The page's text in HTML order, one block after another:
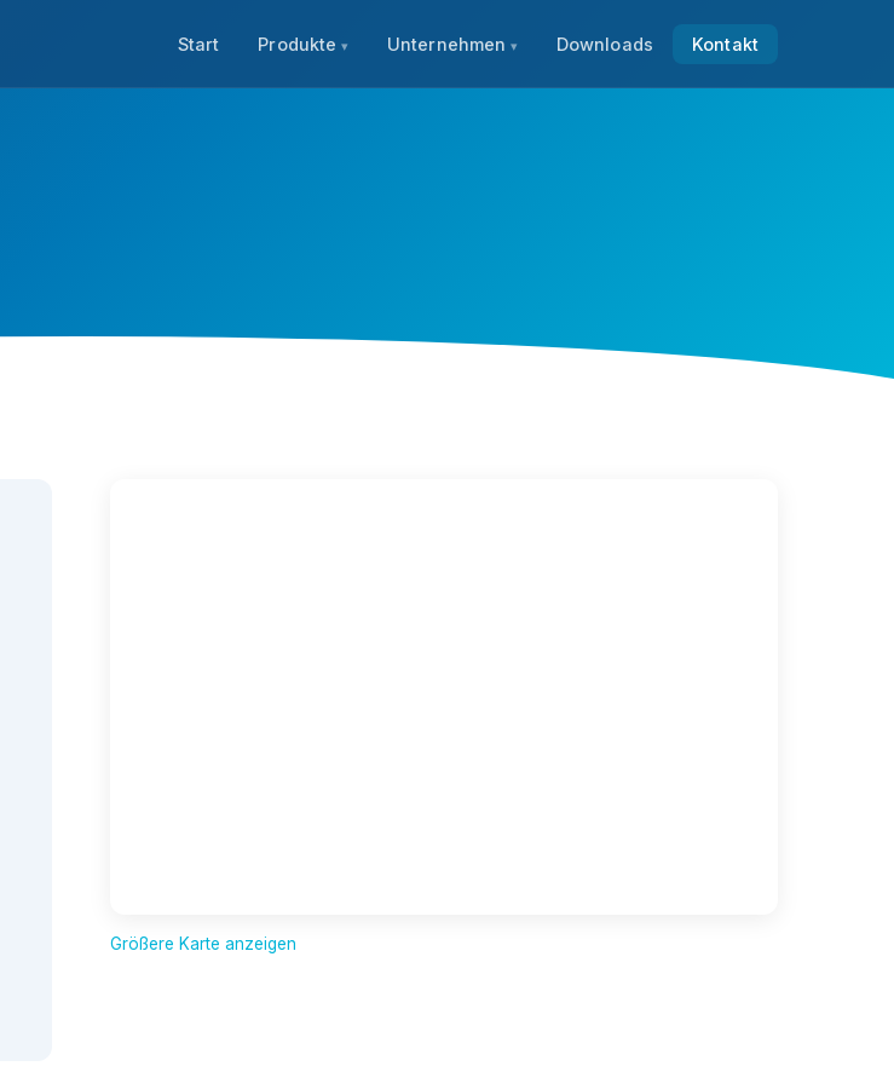
Start Produkte Unternehmen Downloads Kontakt
Größere Karte anzeigen